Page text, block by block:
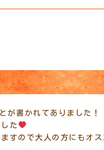
が書かれてありました！
た
すので大人の方にもオス